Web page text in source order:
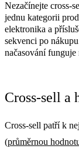
Nezačínejte cross-
jednu kategorii
elektronika a
sekvenci po
načasování funguje
Cross-sell a
Cross-sell patří k
(průměrnou